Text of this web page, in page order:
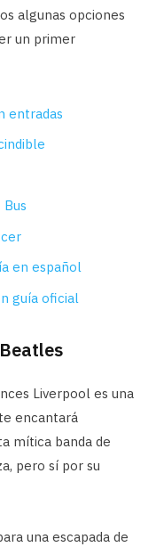
algunas opciones
un primer
entradas
en español
guía oficial
Liverpool es una
encantará
mítica banda de
pero sí por su
una escapada de